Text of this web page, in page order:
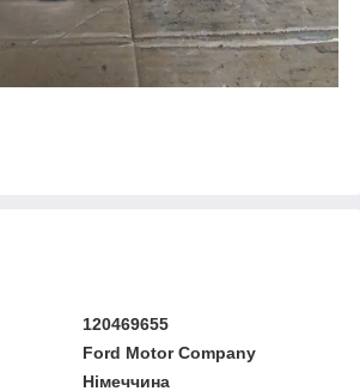
120469655
Ford Motor Company
Німеччина